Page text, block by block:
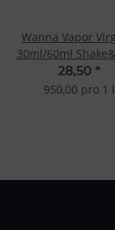
Wanna Vapor
30ml/60ml
28,50 *
950,00 pro 1 l